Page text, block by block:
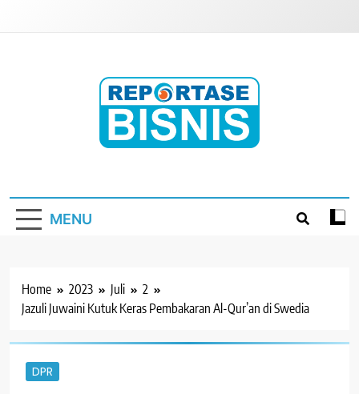
MENU
Home 2023 Juli
2
Jazuli Juwaini Kutuk Keras Pembakaran Al-Qur’an di Swedia
DPR